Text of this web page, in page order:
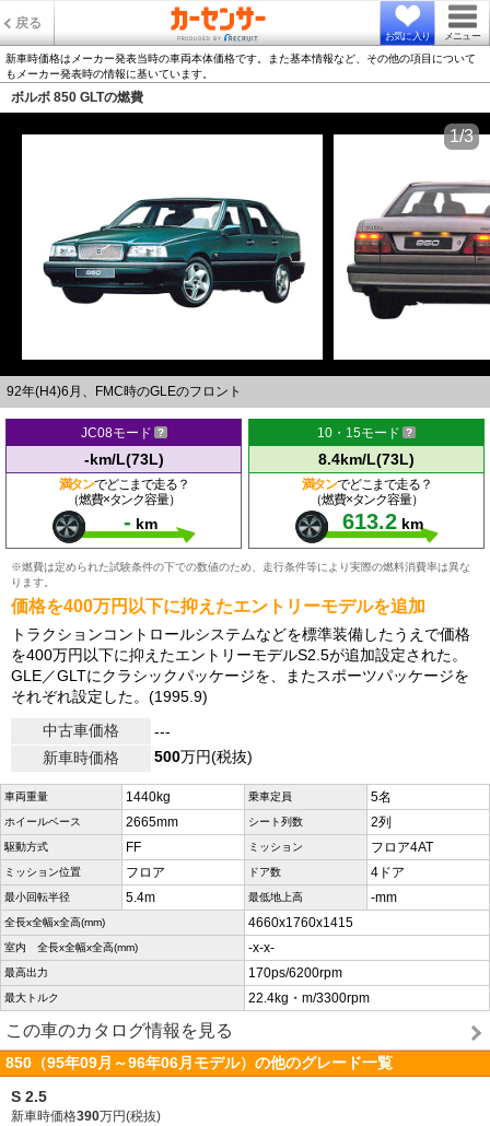
戻る
お気に入り メニュー
新車時価格はメーカー発表当時の車両本体価格です。また基本情報など、その他の項目について
もメーカー発表時の情報に基いています。
ボルボ 850 GLTの燃費
92年(H4)6月、FMC時のGLEのフロント
1/3
JC08モード
-km/L(73L)
満タンでどこまで走る？
（燃費×タンク容量）
- km
10・15モード
8.4km/L(73L)
満タンでどこまで走る？
（燃費×タンク容量）
613.2 km
※燃費は定められた試験条件の下での数値のため、走行条件等により実際の燃料消費率は異な
ります。
価格を400万円以下に抑えたエントリーモデルを追加
トラクションコントロールシステムなどを標準装備したうえで価格
を400万円以下に抑えたエントリーモデルS2.5が追加設定された。
GLE／GLTにクラシックパッケージを、またスポーツパッケージを
それぞれ設定した。(1995.9)
中古車価格
---
新車時価格
500万円(税抜)
車両重量 1440kg 乗車定員 5名
ホイールベース 2665mm シート列数 2列
駆動方式 FF ミッション フロア4AT
ミッション位置 フロア ドア数 4ドア
最小回転半径 5.4m 最低地上高 -mm
全長x全幅x全高(mm) 4660x1760x1415
室内 全長x全幅x全高(mm) -x-x-
最高出力 170ps/6200rpm
最大トルク 22.4kg・m/3300rpm
この車のカタログ情報を見る
850（95年09月～96年06月モデル）の他のグレード一覧
S 2.5
新車時価格390万円(税抜)